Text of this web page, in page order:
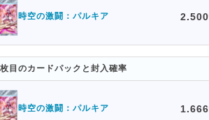
時空の激闘：パルキア
目のカードパックと封入確率
時空の激闘：パルキア